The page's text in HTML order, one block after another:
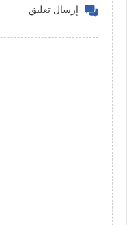
إرسال تعليق